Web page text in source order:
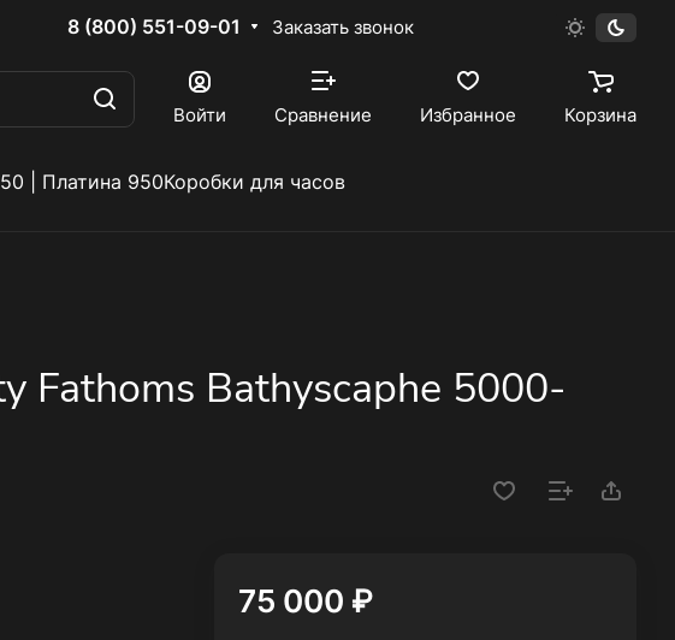
8 (800) 551-09-01 Заказать звонок
Войти Сравнение Избранное Корзина
| Платина 950Коробки для часов
Fathoms Bathyscaphe 5000-
75 000 ₽